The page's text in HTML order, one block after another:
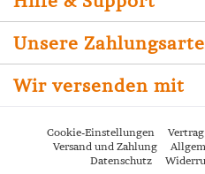
Unsere
Wir versenden mit
Cookie-Einstellungen
Versand und Zahlung
Datenschutz